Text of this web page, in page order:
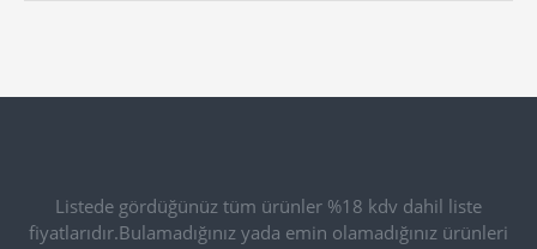
Listede gördüğünüz tüm ürünler %18 kdv dahil liste
fiyatlarıdır.Bulamadığınız yada emin olamadığınız ürünleri